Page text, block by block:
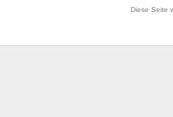
Diese Seite